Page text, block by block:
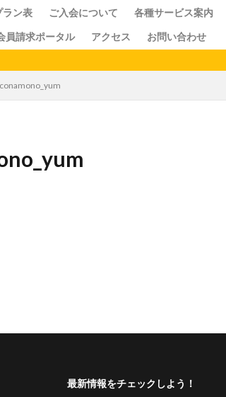
ラン表 ご入会について 各種サービス案内
員請求ポータル アクセス
お問い合わせ
最新情報をチェックしよう！